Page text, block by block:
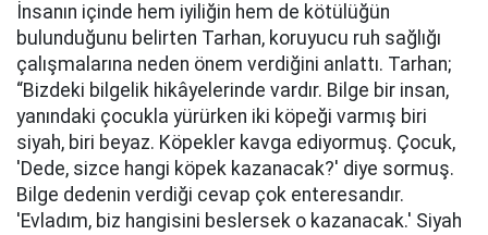
İnsanın içinde hem iyiliğin hem de kötülüğün
bulunduğunu belirten Tarhan, koruyucu ruh sağlığı
çalışmalarına neden önem verdiğini anlattı. Tarhan;
“Bizdeki bilgelik hikâyelerinde vardır. Bilge bir insan,
yanındaki çocukla yürürken iki köpeği varmış biri
siyah, biri beyaz. Köpekler kavga ediyormuş. Çocuk,
'Dede, sizce hangi köpek kazanacak?' diye sormuş.
Bilge dedenin verdiği cevap çok enteresandır.
'Evladım, biz hangisini beslersek o kazanacak.' Siyah